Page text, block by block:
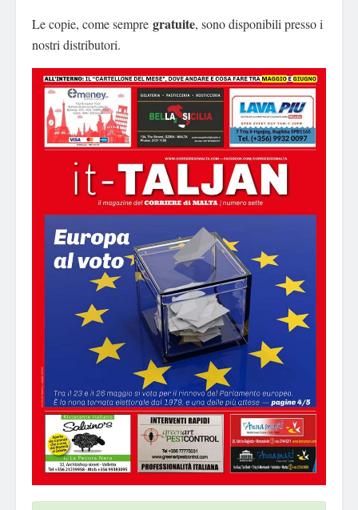
Le copie, come sempre gratuite, sono disponibili presso i
nostri distributori.